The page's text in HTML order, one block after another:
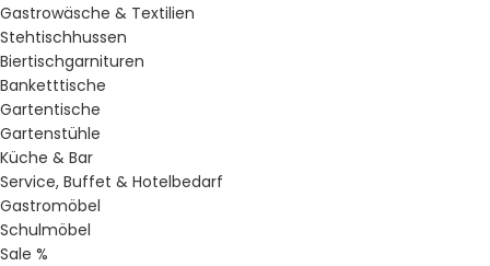
Gastrowäsche & Textilien
Stehtischhussen
Biertischgarnituren
Banketttische
Gartentische
Gartenstühle
Küche & Bar
Service, Buffet & Hotelbedarf
Gastromöbel
Schulmöbel
Sale %